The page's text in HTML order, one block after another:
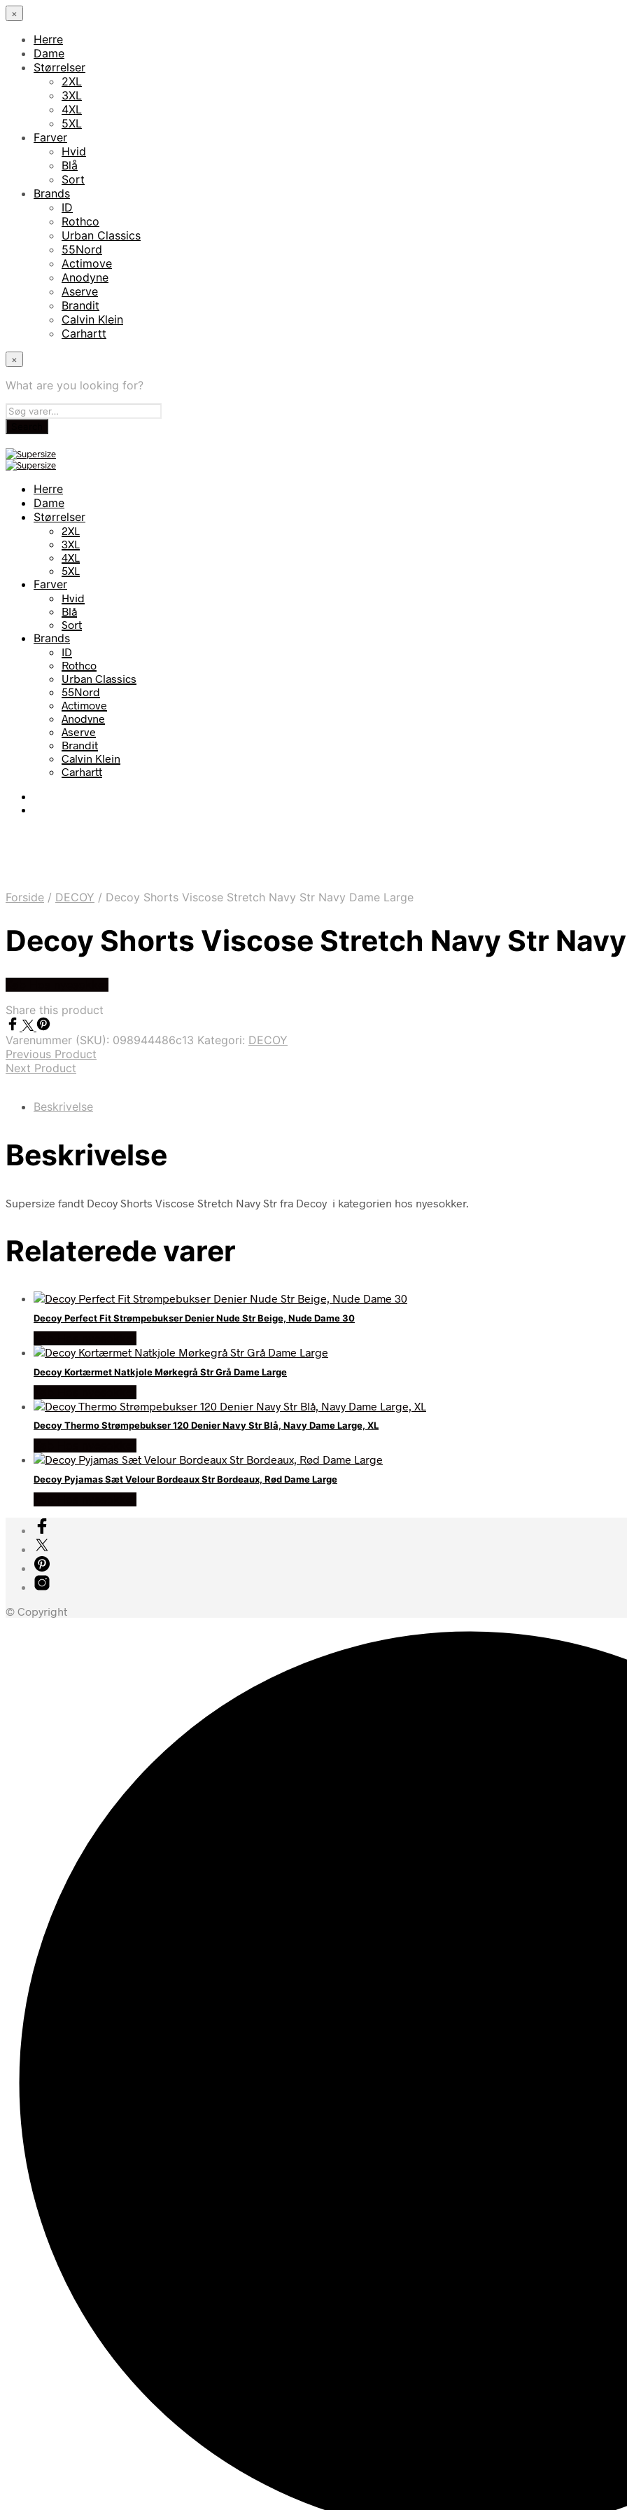
×
Herre
Dame
Størrelser
2XL
3XL
4XL
5XL
Farver
Hvid
Blå
Sort
Brands
ID
Rothco
Urban Classics
55Nord
Actimove
Anodyne
Aserve
Brandit
Calvin Klein
Carhartt
×
What are you looking for?
Herre
Dame
Størrelser
2XL
3XL
4XL
5XL
Farver
Hvid
Blå
Sort
Brands
ID
Rothco
Urban Classics
55Nord
Actimove
Anodyne
Aserve
Brandit
Calvin Klein
Carhartt
Forside / DECOY / Decoy Shorts Viscose Stretch Navy Str Navy Dame Large
Decoy Shorts Viscose Stretch Navy Str
Share this product
Varenummer (SKU): 098944486c13 Kategori: DECOY
Previous Product
Next Product
Beskrivelse
Beskrivelse
Supersize fandt Decoy Shorts Viscose Stretch Navy Str fra Decoy i kategorien hos nyesokker.
Relaterede varer
Decoy Perfect Fit Strømpebukser Denier Nude Str Beige, Nude Dame 30
Decoy Kortærmet Natkjole Mørkegrå Str Grå Dame Large
Decoy Thermo Strømpebukser 120 Denier Navy Str Blå, Navy Dame Large, XL
Decoy Pyjamas Sæt Velour Bordeaux Str Bordeaux, Rød Dame Large
© Copyright